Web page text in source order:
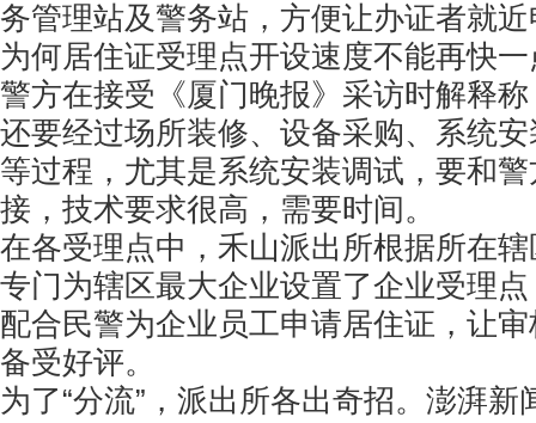
务管理站及警务站，方便让办证者就
为何居住证受理点开设速度不能再快
警方在接受《厦门晚报》采访时解释
还要经过场所装修、设备采购、系统
等过程，尤其是系统安装调试，要和
接，技术要求很高，需要时间。
在各受理点中，禾山派出所根据所在
专门为辖区最大企业设置了企业受理
配合民警为企业员工申请居住证，让
备受好评。
为了“分流”，派出所各出奇招。澎湃新